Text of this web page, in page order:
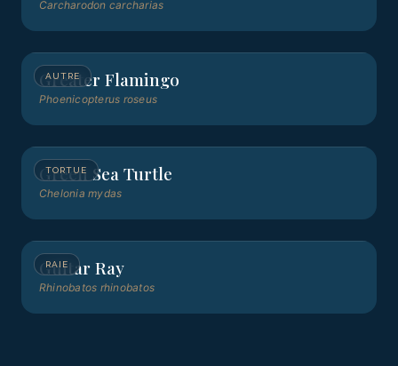
Carcharodon carcharias
AUTRE
Greater Flamingo
Phoenicopterus roseus
TORTUE
Green Sea Turtle
Chelonia mydas
RAIE
Guitar Ray
Rhinobatos rhinobatos